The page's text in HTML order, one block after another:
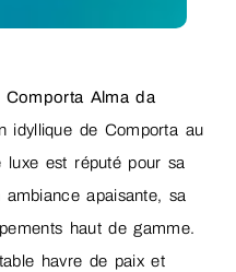
Comporta Alma da
idyllique de Comporta au
luxe est réputé pour sa
ambiance apaisante, sa
haut de gamme.
havre de paix et